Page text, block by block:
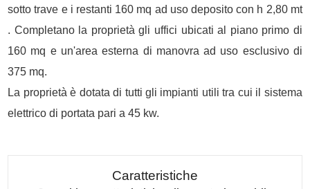
sotto trave e i restanti 160 mq ad uso deposito con h 2,80 mt
. Completano la proprietà gli uffici ubicati al piano primo di
160 mq e un'area esterna di manovra ad uso esclusivo di
375 mq.
La proprietà è dotata di tutti gli impianti utili tra cui il sistema
elettrico di portata pari a 45 kw.
Caratteristiche